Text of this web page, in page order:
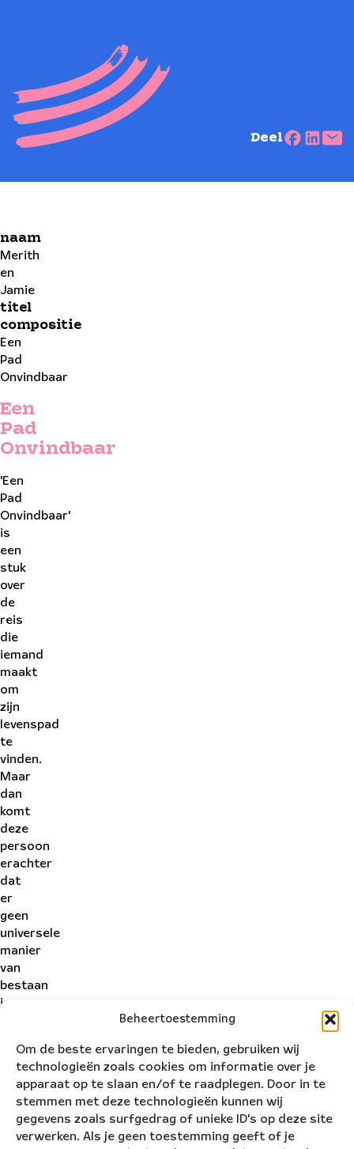
Beheertoestemming
Om de beste ervaringen te bieden, gebruiken wij
technologieën zoals cookies om informatie over je
apparaat op te slaan en/of te raadplegen. Door in te
stemmen met deze technologieën kunnen wij
gegevens zoals surfgedrag of unieke ID's op deze site
verwerken. Als je geen toestemming geeft of je
Deel
naam
Merith
en
Jamie
titel
compositie
Een
Pad
Onvindbaar
Een
Pad
Onvindbaar
'Een
Pad
Onvindbaar'
is
een
stuk
over
de
reis
die
iemand
maakt
om
zijn
levenspad
te
vinden.
Maar
dan
komt
deze
persoon
erachter
dat
er
geen
universele
manier
van
bestaan
is.
we
het
einde
van